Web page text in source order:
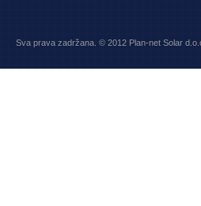
Sva prava zadržana. © 2012 Plan-net Solar